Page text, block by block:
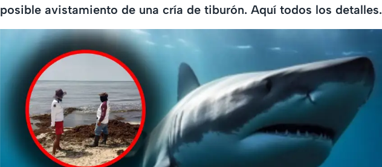
posible avistamiento de una cría de tiburón. Aquí todos los detalles.